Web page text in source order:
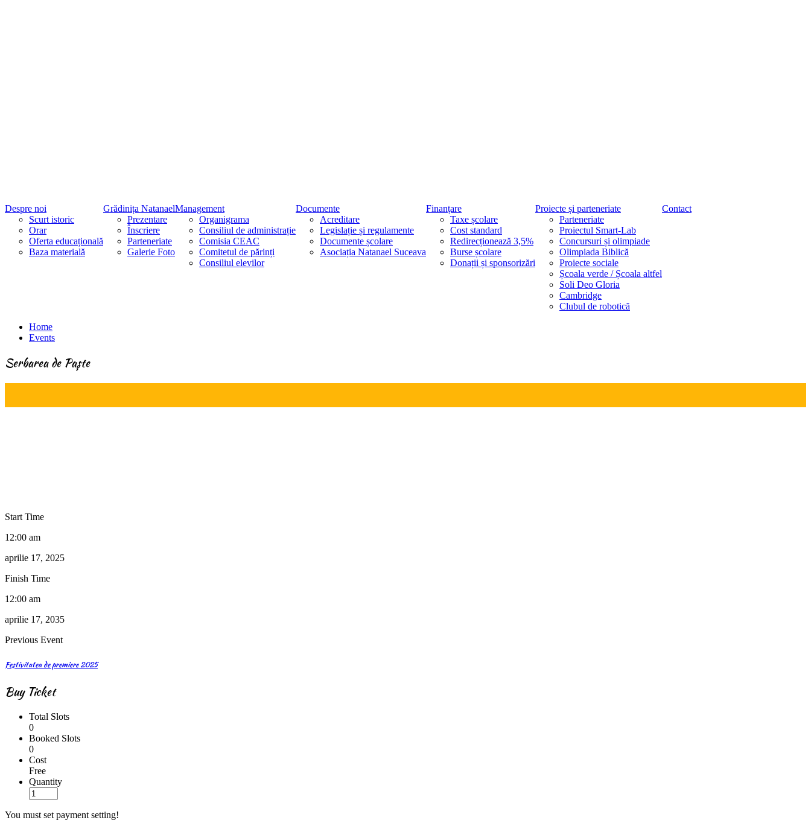
Despre noi
Scurt istoric
Orar
Oferta educațională
Baza materială
Grădinița Natanael
Prezentare
Înscriere
Parteneriate
Galerie Foto
Management
Organigrama
Consiliul de administrație
Comisia CEAC
Comitetul de părinți
Consiliul elevilor
Documente
Acreditare
Legislație și regulamente
Documente școlare
Asociația Natanael Suceava
Finanțare
Taxe școlare
Cost standard
Redirecționează 3,5%
Burse școlare
Donații și sponsorizări
Proiecte și parteneriate
Parteneriate
Proiectul Smart-Lab
Concursuri și olimpiade
Olimpiada Biblică
Proiecte sociale
Școala verde / Școala altfel
Soli Deo Gloria
Cambridge
Clubul de robotică
Contact
Home
Events
Serbarea de Paște
Start Time
12:00 am
aprilie 17, 2025
Finish Time
12:00 am
aprilie 17, 2035
Previous Event
Festivitatea de premiere 2025
Buy Ticket
Total Slots
0
Booked Slots
0
Cost
Free
Quantity
You must set payment setting!